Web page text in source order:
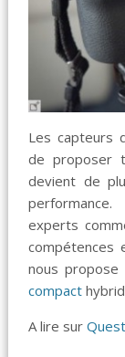
Les capteurs
de proposer
devient de
experts
compétences
nous
compact
A lire sur